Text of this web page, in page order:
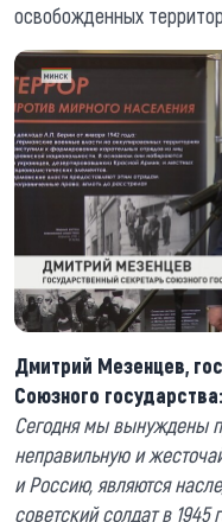
освобожденных
Дмитрий Мезенцев,
Союзного государства:
Сегодня мы вынуждены
неправильную и
и Россию, являются
советский солдат в 1945